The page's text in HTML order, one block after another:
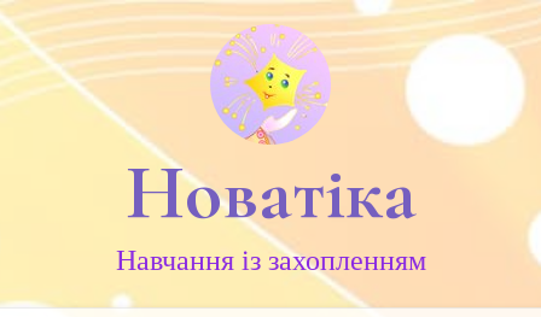
Новатіка
Навчання із захопленням